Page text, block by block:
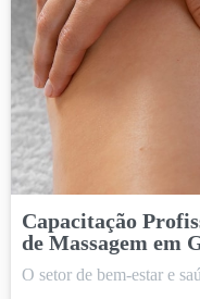
Capacitação
de Massagem em
O setor de bem-estar e